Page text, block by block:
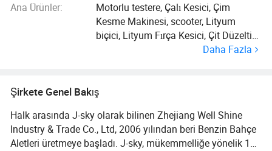
Ana Ürünler:
Motorlu testere, Çalı Kesici, Çim
Kesme Makinesi, scooter, Lityum
biçici, Lityum Fırça Kesici, Çit Düzeltici,
Knapsack güçlü Püskürtücü,Daha Fazla
Şirkete Genel Bakış
Halk arasında J-sky olarak bilinen Zhejiang Well Shine
Industry & Trade Co., Ltd, 2006 yılından beri Benzin Bahçe
Aletleri üretmeye başladı. J-sky, mükemmelliğe yönelik 11